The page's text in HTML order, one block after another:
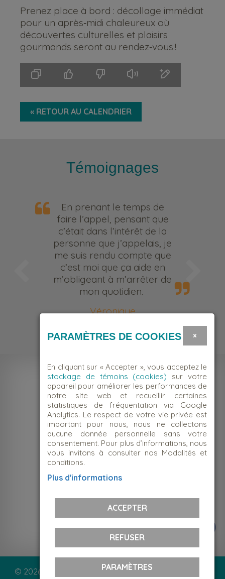
Prenez place à bord : décollage immédiat
pour un après‑midi chaleureux où
découvertes culturelles et plaisirs
gourmands seront au rendez‑vous !
« RETOUR AU CALENDRIER
Témoignages
En prenant le temps de
faire l’appel, pensant que
c’était dans l’intérêt de la
personne que j’appelais, je
me suis rendu compte que
c’est moi que ça aide en
m’obligeant à m’arrêter de
mon quotidien.
Véronique
NOUS JOINDRE
Suivez-nous!
© 2026 Le Centre d'action bénévole Montcalm | Tous
×
PARAMÈTRES DE COOKIES
En cliquant sur « Accepter », vous acceptez le
stockage de témoins (cookies) sur votre
appareil pour améliorer les performances de
notre site web et recueillir certaines
statistiques de fréquentation via Google
Analytics. Le respect de votre vie privée est
important pour nous, nous ne collectons
aucune donnée personnelle sans votre
consentement. Pour plus d’informations, nous
vous invitons à consulter nos Modalités et
conditions.
Plus d'informations
ACCEPTER
REFUSER
PARAMÈTRES